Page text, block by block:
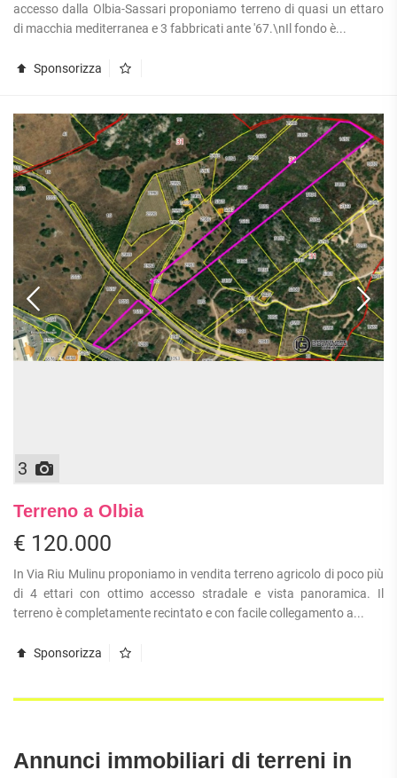
accesso dalla Olbia-Sassari proponiamo terreno di quasi un ettaro
di macchia mediterranea e 3 fabbricati ante '67.\nIl fondo è...
Sponsorizza
3
Terreno a Olbia
€ 120.000
In Via Riu Mulinu proponiamo in vendita terreno agricolo di poco più
di 4 ettari con ottimo accesso stradale e vista panoramica. Il
terreno è completamente recintato e con facile collegamento a...
Sponsorizza
Annunci immobiliari di terreni in